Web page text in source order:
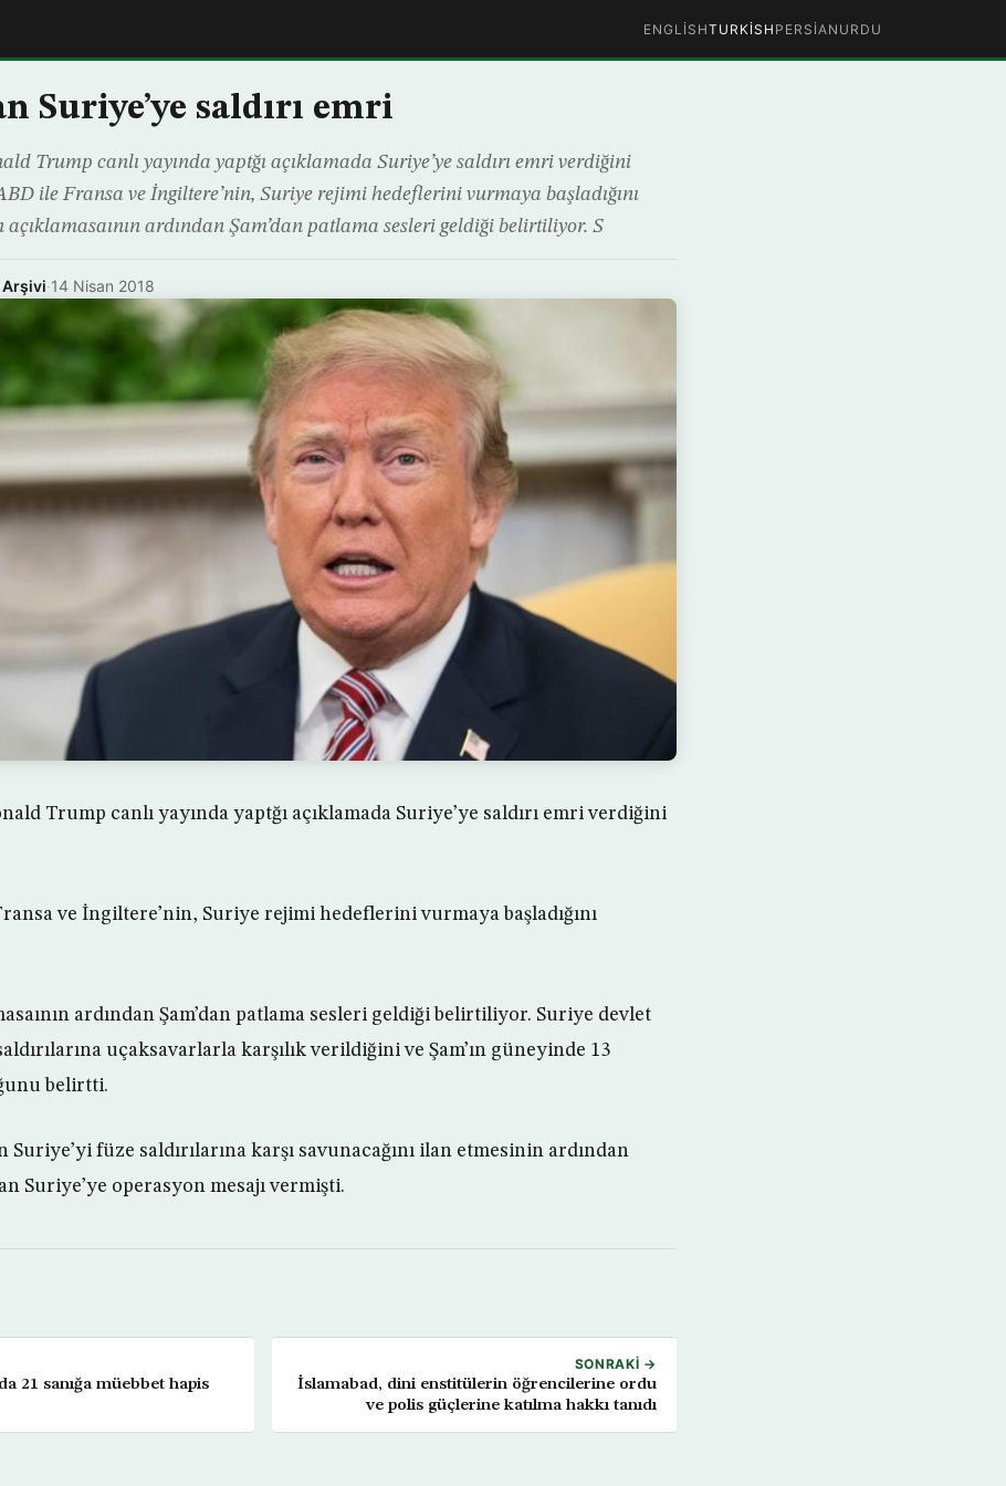
ENGLISHTURKISH PERSIAN URDU
Suriye’ye saldırı emri
Trump canlı yayında yaptğı açıklamada Suriye’ye saldırı emri verdiğini
ile Fransa ve İngiltere’nin, Suriye rejimi hedeflerini vurmaya başladığını
açıklamasaının ardından Şam’dan patlama sesleri geldiği belirtiliyor. S
Arşivi·14 Nisan 2018
Trump canlı yayında yaptğı açıklamada Suriye’ye saldırı emri verdiğini
ve İngiltere’nin, Suriye rejimi hedeflerini vurmaya başladığını
ardından Şam’dan patlama sesleri geldiği belirtiliyor. Suriye devlet
uçaksavarlarla karşılık verildiğini ve Şam’ın güneyinde 13
belirtti.
Suriye’yi füze saldırılarına karşı savunacağını ilan etmesinin ardından
Suriye’ye operasyon mesajı vermişti.
21 sanığa müebbet hapis
SONRAKI →
İslamabad, dini enstitülerin öğrencilerine ordu
ve polis güçlerine katılma hakkı tanıdı